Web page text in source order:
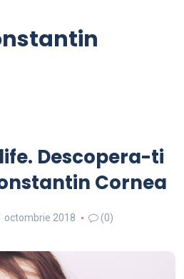
Descopera-ti
Cornea
octombrie 2018 (0)